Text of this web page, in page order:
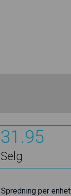
31.95
Selg
Spredning per enhet